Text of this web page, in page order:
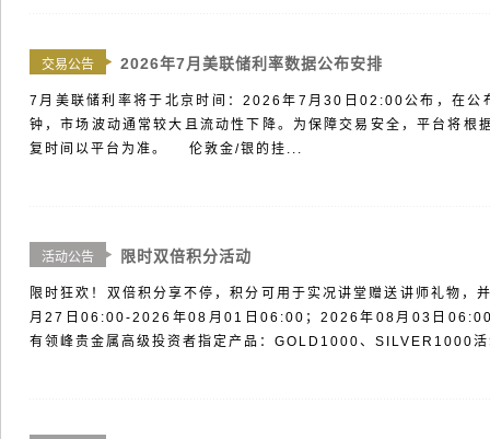
交易公告 2026年7月美联储利率数据公布安排
7月美联储利率将于北京时间：2026年7月30日02:00公布，在公
钟，市场波动通常较大且流动性下降。为保障交易安全，平台将根
复时间以平台为准。 伦敦金/银的挂...
活动公告 限时双倍积分活动
限时狂欢！双倍积分享不停，积分可用于实况讲堂赠送讲师礼物
月27日06:00-2026年08月01日06:00；2026年08月03日
有领峰贵金属高级投资者指定产品：GOLD1000、SILVER1000